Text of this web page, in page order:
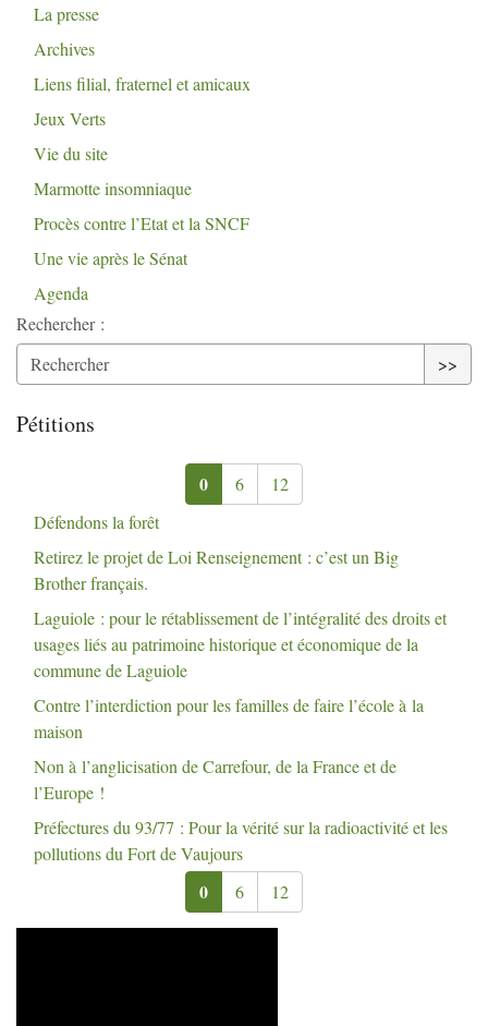
La presse
Archives
Liens filial, fraternel et amicaux
Jeux Verts
Vie du site
Marmotte insomniaque
Procès contre l’Etat et la SNCF
Une vie après le Sénat
Agenda
Rechercher :
>>
Pétitions
0 6
12
Défendons la forêt
Retirez le projet de Loi Renseignement : c’est un Big
Brother français.
Laguiole : pour le rétablissement de l’intégralité des droits et
usages liés au patrimoine historique et économique de la
commune de Laguiole
Contre l’interdiction pour les familles de faire l’école à la
maison
Non à l’anglicisation de Carrefour, de la France et de
l’Europe !
Préfectures du 93/77 : Pour la vérité sur la radioactivité et les
pollutions du Fort de Vaujours
0 6 12